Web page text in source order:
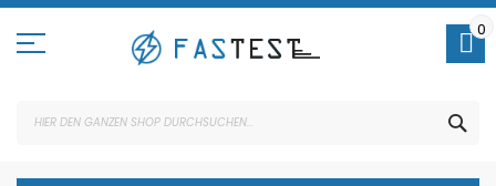
Direkt
Inhalt
0